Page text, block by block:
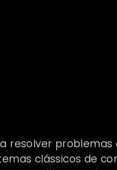
resolver
clássicos de